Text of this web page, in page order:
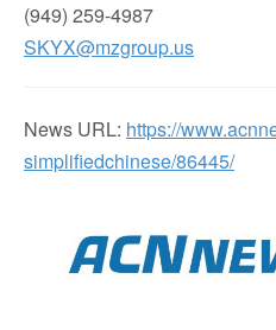
(949) 259-4987
SKYX@mzgroup.us
News URL: https://
simplifiedchinese/86445/